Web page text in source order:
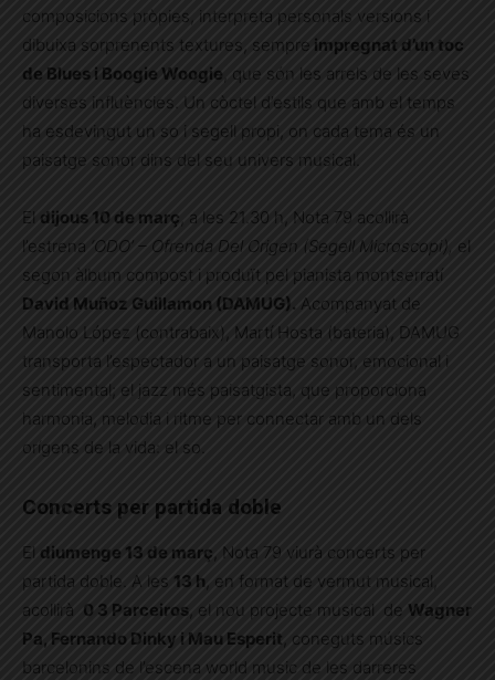
composicions pròpies, interpreta personals versions i
dibuixa sorprenents textures, sempre impregnat d’un toc
de Blues i Boogie Woogie , que són les arrels de les seves
diverses influències. Un còctel d’estils que amb el temps
ha esdevingut un so i segell propi, on cada tema és un
paisatge sonor dins del seu univers musical.
El dijous 10 de març , a les 21.30 h, Nota 79 acollirà
l’estrena ‘ODO’ – Ofrenda Del Origen (Segell Microscopi), el
segon àlbum compost i produït pel pianista montserratí
David Muñoz Guillamon (DAMUG). Acompanyat de
Manolo López (contrabaix), Martí Hosta (bateria), DAMUG
transporta l’espectador a un paisatge sonor, emocional i
sentimental; el jazz més paisatgista, que proporciona
harmonia, melodia i ritme per connectar amb un dels
orígens de la vida: el so.
Concerts per partida doble
El diumenge 13 de març, Nota 79 viurà concerts per
partida doble. A les 13 h, en format de vermut musical,
acollirà
0 3 Parceiros, el nou projecte musical de Wagner
Pa, Fernando Dinky i Mau Esperit, coneguts músics
barcelonins de l’escena world music de les darreres